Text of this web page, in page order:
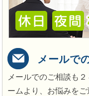
メールで
メールでのご相談も
ームより、お悩みを